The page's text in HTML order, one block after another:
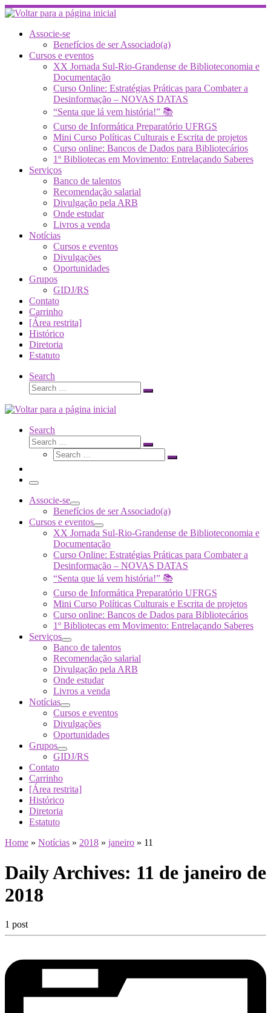
Skip
to
contentAssocie-se
Benefícios de ser Associado(a)
Cursos e eventos
XX Jornada Sul-Rio-Grandense de Biblioteconomia e
Documentação
Curso Online: Estratégias Práticas para Combater a
Desinformação – NOVAS DATAS
“Senta que lá vem história!” 📚
Curso de Informática Preparatório UFRGS
Mini Curso Políticas Culturais e Escrita de projetos
Curso online: Bancos de Dados para Bibliotecários
1º Bibliotecas em Movimento: Entrelaçando Saberes
Serviços
Banco de talentos
Recomendação salarial
Divulgação pela ARB
Onde estudar
Livros a venda
Notícias
Cursos e eventos
Divulgações
Oportunidades
Grupos
GIDJ/RS
Contato
Carrinho
[Área restrita]
Histórico
Diretoria
Estatuto
Search
Search
Search
Search
Search
Search
Search
Search
Menu
Associe-se
Benefícios de ser Associado(a)
Cursos e eventos
XX Jornada Sul-Rio-Grandense de Biblioteconomia e
Documentação
Curso Online: Estratégias Práticas para Combater a
Desinformação – NOVAS DATAS
“Senta que lá vem história!” 📚
Curso de Informática Preparatório UFRGS
Mini Curso Políticas Culturais e Escrita de projetos
Curso online: Bancos de Dados para Bibliotecários
1º Bibliotecas em Movimento: Entrelaçando Saberes
Serviços
Banco de talentos
Recomendação salarial
Divulgação pela ARB
Onde estudar
Livros a venda
Notícias
Cursos e eventos
Divulgações
Oportunidades
Grupos
GIDJ/RS
Contato
Carrinho
[Área restrita]
Histórico
Diretoria
Estatuto
Home » Notícias » 2018 » janeiro » 11
Daily Archives: 11 de janeiro de
2018
1 post